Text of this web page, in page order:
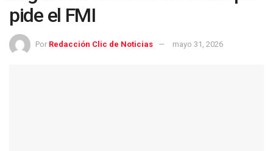
pide el FMI
Por Redacción Clic de Noticias mayo 31, 2026